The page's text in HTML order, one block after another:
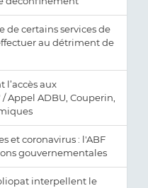
de certains services de
au détriment de
l’accès aux
Appel ADBU, Couperin,
et coronavirus : l'ABF
gouvernementales
interpellent le